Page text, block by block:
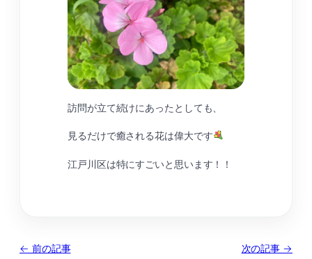
訪問が立て続けにあったとしても、
見るだけで癒される花は偉大です
江戸川区は特にすごいと思います！！
← 前の記事 次の記事 →